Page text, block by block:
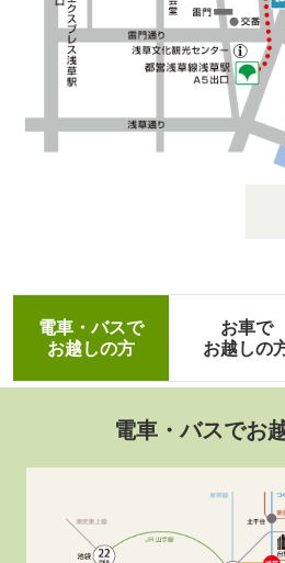
電車・バスで
お越しの方
お車で
お越しの
電車・バスでお